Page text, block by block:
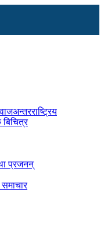
अन्तरराष्ट्रिय
प्रजनन्